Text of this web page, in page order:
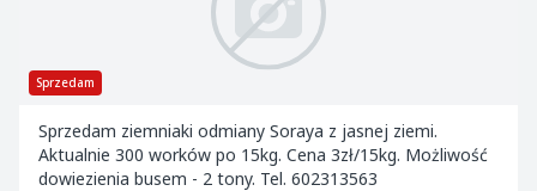
Sprzedam
Sprzedam ziemniaki odmiany Soraya z jasnej ziemi.
Aktualnie 300 worków po 15kg. Cena 3zł/15kg. Możliwość
dowiezienia busem - 2 tony. Tel. 602313563